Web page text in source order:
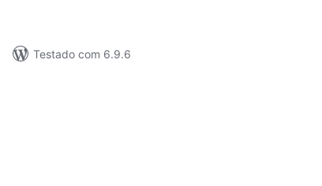
Testado com 6.9.6